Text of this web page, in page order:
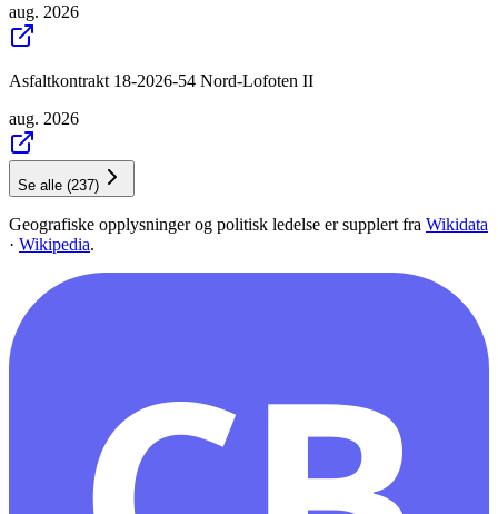
aug. 2026
Asfaltkontrakt 18-2026-54 Nord-Lofoten II
aug. 2026
Se alle (237)
Geografiske opplysninger og politisk ledelse er supplert fra Wikidata
· Wikipedia.